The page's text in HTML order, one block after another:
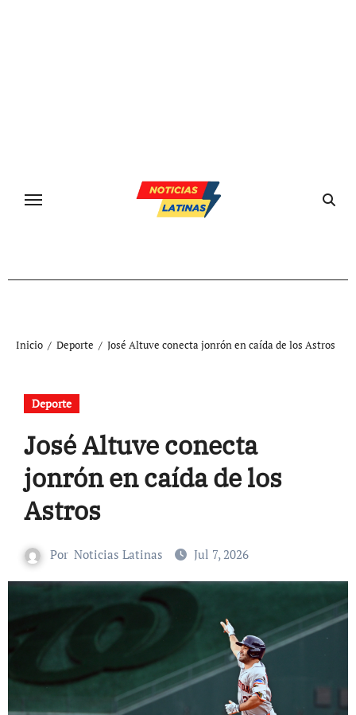
Inicio Deporte José Altuve conecta jonrón en caída de los Astros
Deporte
José Altuve conecta
jonrón en caída de los
Astros
Por Noticias Latinas Jul 7, 2026